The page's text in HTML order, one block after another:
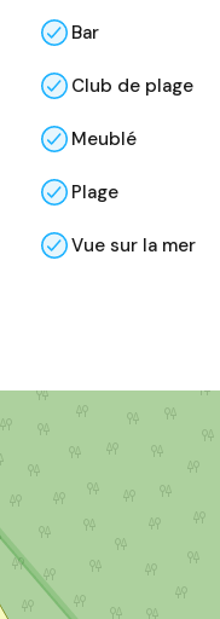
Bar
Club de plage
Meublé
Plage
Vue sur la mer